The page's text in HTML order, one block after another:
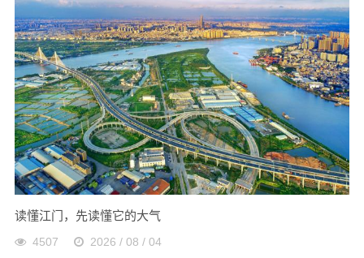
读懂江门，先读懂它的大气
4507 2026 / 08 / 04